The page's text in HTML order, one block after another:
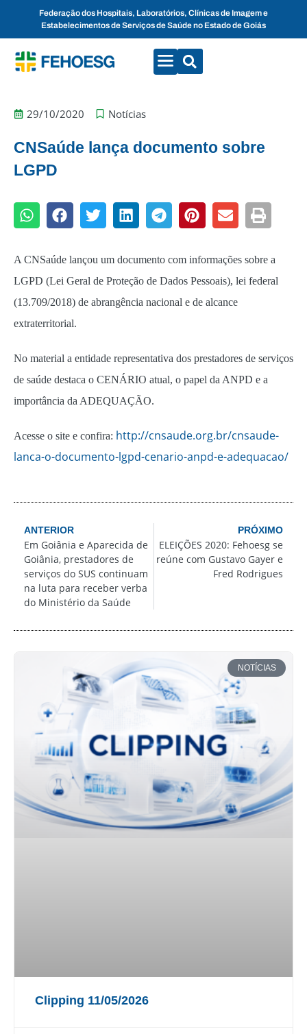
Federação dos Hospitais, Laboratórios, Clínicas de Imagem e
Estabelecimentos de Serviços de Saúde no Estado de Goiás
29/10/2020 Notícias
CNSaúde lança documento sobre
LGPD
A CNSaúde lançou um documento com informações sobre a
LGPD (Lei Geral de Proteção de Dados Pessoais), lei federal
(13.709/2018) de abrangência nacional e de alcance
extraterritorial.
No material a entidade representativa dos prestadores de serviços
de saúde destaca o CENÁRIO atual, o papel da ANPD e a
importância da ADEQUAÇÃO.
Acesse o site e confira: http://cnsaude.org.br/cnsaude-
lanca-o-documento-lgpd-cenario-anpd-e-adequacao/
ANTERIOR
Em Goiânia e Aparecida de
Goiânia, prestadores de
serviços do SUS continuam
na luta para receber verba
do Ministério da Saúde
PRÓXIMO
ELEIÇÕES 2020: Fehoesg se
reúne com Gustavo Gayer e
Fred Rodrigues
NOTÍCIAS
Clipping 11/05/2026